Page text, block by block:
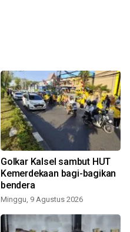
Golkar Kalsel sambut HUT
Kemerdekaan bagi-bagikan
bendera
Minggu, 9 Agustus 2026